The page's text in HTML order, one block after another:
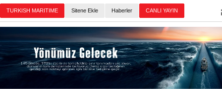
Sitene Ekle Haberler